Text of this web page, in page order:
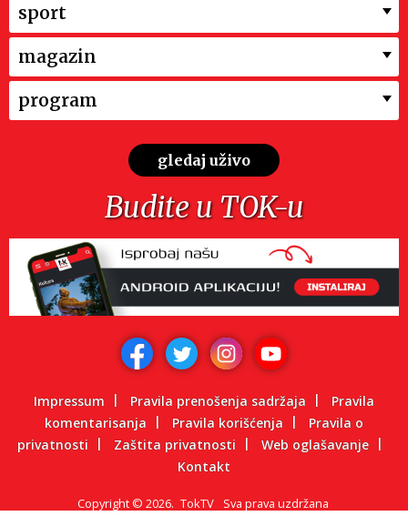
sport
magazin
program
gledaj uživo
Budite u TOK-u
Impressum Pravila prenošenja sadržaja
Pravila
komentarisanja
Pravila korišćenja
Pravila o
privatnosti
Zaštita privatnosti
Web oglašavanje
Kontakt
Copyright © 2026. TokTV Sva prava uzdržana